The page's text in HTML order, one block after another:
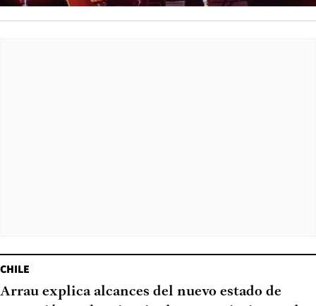
CHILE
Arrau explica alcances del nuevo estado de